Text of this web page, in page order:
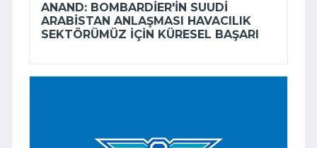
ANAND: BOMBARDIER'IN SUUDI
ARABISTAN ANLAŞMASI HAVACILIK
SEKTÖRÜMÜZ IÇIN KÜRESEL BAŞARI